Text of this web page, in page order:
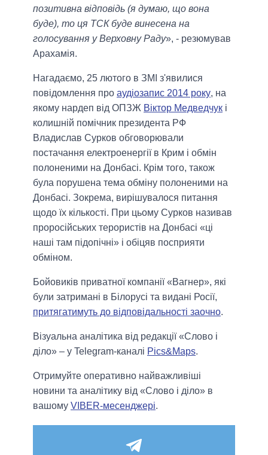
позитивна відповідь (я думаю, що вона
буде), то ця ТСК буде винесена на
голосування у Верховну Раду», - резюмував
Арахамія.
Нагадаємо, 25 лютого в ЗМІ з'явилися
повідомлення про аудіозапис 2014 року, на
якому нардеп від ОПЗЖ Віктор Медведчук і
колишній помічник президента РФ
Владислав Сурков обговорювали
постачання електроенергії в Крим і обмін
полоненими на Донбасі. Крім того, також
була порушена тема обміну полоненими на
Донбасі. Зокрема, вирішувалося питання
щодо їх кількості. При цьому Сурков називав
проросійських терористів на Донбасі «ці
наші там підопічні» і обіцяв посприяти
обміном.
Бойовиків приватної компанії «Вагнер», які
були затримані в Білорусі та видані Росії,
притягатимуть до відповідальності заочно.
Візуальна аналітика від редакції «Слово і
діло» – у Telegram-каналі Pics&Maps.
Отримуйте оперативно найважливіші
новини та аналітику від «Слово і діло» в
вашому VIBER-месенджері.